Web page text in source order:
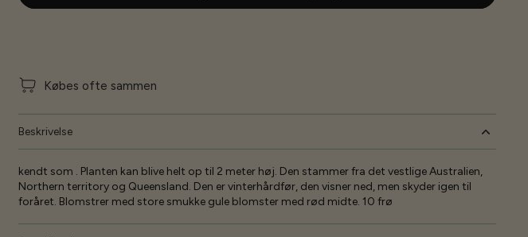
Købes ofte sammen
Beskrivelse
kendt som . Planten kan blive helt op til 2 meter høj. Den stammer fra det vestlige Australien,
Northern territory og Queensland. Den er vinterhårdfør, den visner ned, men skyder igen til
foråret. Blomstrer med store smukke gule blomster med rød midte. 10 frø